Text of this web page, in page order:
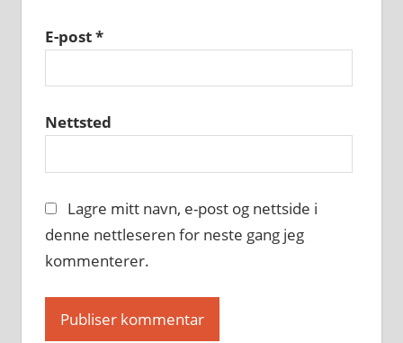
E-post*
Nettsted
Lagre mitt navn, e-post og nettside i
denne nettleseren for neste gang jeg
kommenterer.